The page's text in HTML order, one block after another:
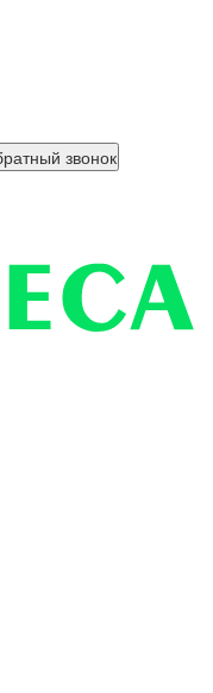
Обратный звонок